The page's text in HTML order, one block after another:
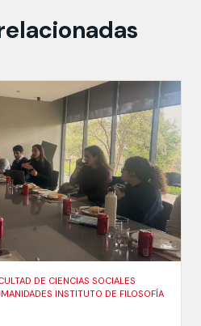
DE CIENCIAS SOCIALES
INSTITUTO DE FILOSOFÍA